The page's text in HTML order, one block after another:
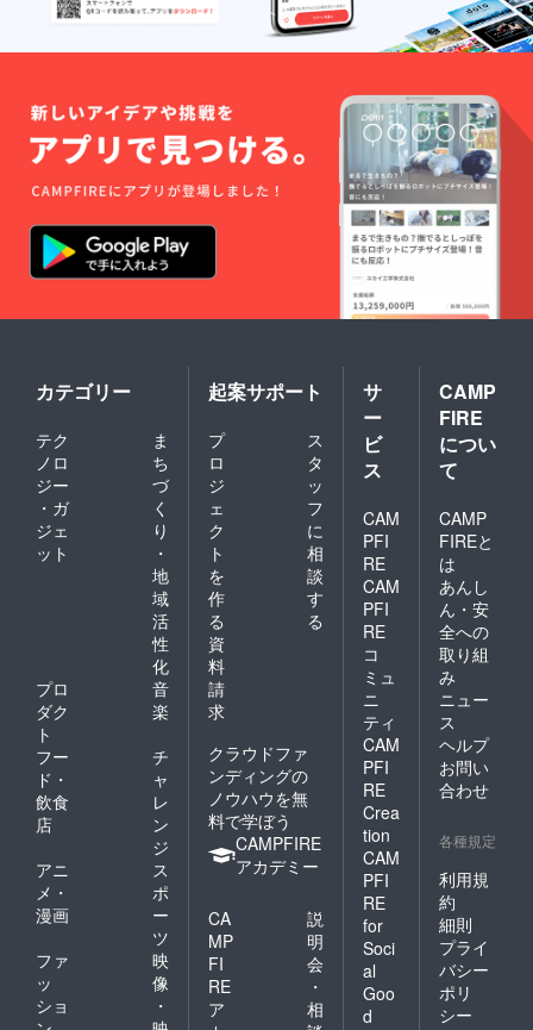
カテゴリー
テク
ノロ
ジー
・ガ
ジェ
ット
ま
ち
づ
く
り
・
地
域
活
性
化
プロ
ダク
ト
音
楽
フー
ド・
飲食
店
チ
ャ
レ
ン
ジ
アニ
メ・
漫画
ス
ポ
ー
ツ
ファ
ッ
ショ
映
像
・
起案サポート
プ
ロ
ジ
ェ
ク
ト
を
作
る
ス
タ
ッ
フ
に
相
談
す
る
資
料
請
求
クラウドファ
ンディングの
ノウハウを無
料で学ぼう
CAMPFIRE
アカデミー
CA
MP
FI
RE
ア
説
明
会
・
相
サ
ー
ビ
ス
CAM
PFI
RE
CAM
PFI
RE
コ
ミュ
ニ
ティ
CAM
PFI
RE
Crea
tion
CAM
PFI
RE
for
Soci
al
Goo
d
CAMP
FIRE
につい
て
CAMP
FIREと
は
あんし
ん・安
全への
取り組
み
ニュー
ス
ヘルプ
お問い
合わせ
各種規定
利用規
約
細則
プライ
バシー
ポリ
シー